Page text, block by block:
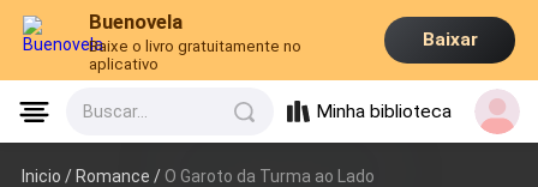
Buenovela
Baixe o livro gratuitamente no
aplicativo
Baixar
Buscar... Minha biblioteca
Inicio /Romance / O Garoto da Turma ao Lado